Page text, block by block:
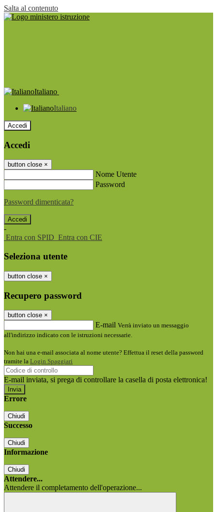
Salta al contenuto
Italiano
Italiano
Accedi
Accedi
button close ×
Nome Utente
Password
Password dimenticata?
-
Entra con SPID Entra con CIE
Seleziona utente
button close ×
Recupero password
button close ×
E-mail Verrà inviato un messaggio
all'indirizzo indicato con le istruzioni necessarie.
Non hai una e-mail associata al nome utente? Effettua il reset della password
tramite la Login Spaggiari
E-mail inviata, si prega di controllare la casella di posta elettronica!
Errore
Chiudi
Successo
Chiudi
Informazione
Chiudi
Attendere...
Attendere il completamento dell'operazione...